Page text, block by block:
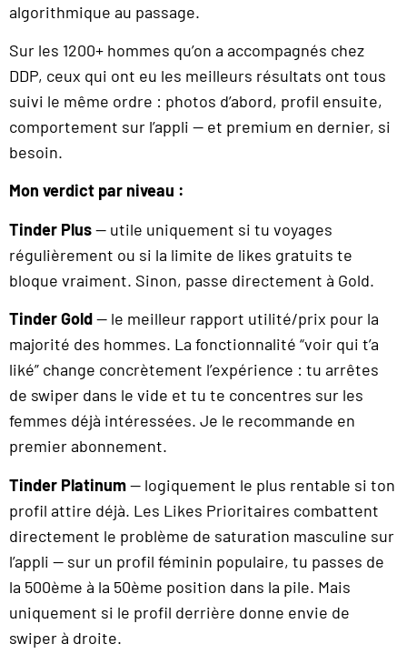
algorithmique au passage.
Sur les 1200+ hommes qu’on a accompagnés chez
DDP, ceux qui ont eu les meilleurs résultats ont tous
suivi le même ordre : photos d’abord, profil ensuite,
comportement sur l’appli — et premium en dernier, si
besoin.
Mon verdict par niveau :
Tinder Plus— utile uniquement si tu voyages
régulièrement ou si la limite de likes gratuits te
bloque vraiment. Sinon, passe directement à Gold.
Tinder Gold— le meilleur rapport utilité/prix pour la
majorité des hommes. La fonctionnalité “voir qui t’a
liké” change concrètement l’expérience : tu arrêtes
de swiper dans le vide et tu te concentres sur les
femmes déjà intéressées. Je le recommande en
premier abonnement.
Tinder Platinum— logiquement le plus rentable si ton
profil attire déjà. Les Likes Prioritaires combattent
directement le problème de saturation masculine sur
l’appli — sur un profil féminin populaire, tu passes de
la 500ème à la 50ème position dans la pile. Mais
uniquement si le profil derrière donne envie de
swiper à droite.